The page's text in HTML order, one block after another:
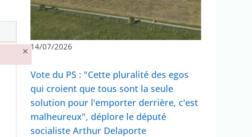
14/07/2026
Vote du PS : "Cette pluralité des egos
qui croient que tous sont la seule
solution pour l'emporter derrière, c'est
malheureux", déplore le député
socialiste Arthur Delaporte
×